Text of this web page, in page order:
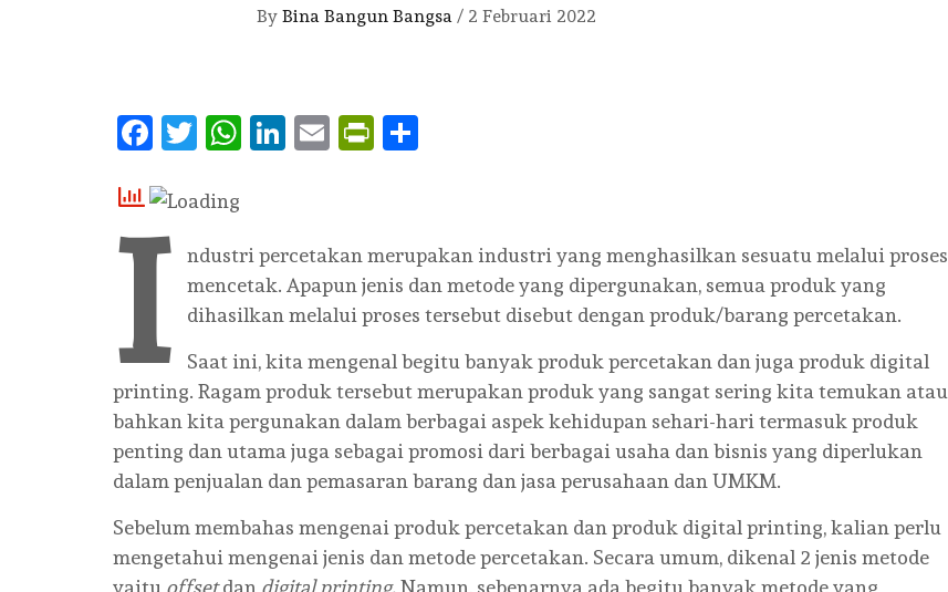
By Bina Bangun Bangsa / 2 Februari 2022
Facebook
Twitter
WhatsApp
LinkedIn
EmailPrintFriendly
I
ndustri percetakan merupakan industri yang menghasilkan sesuatu melalui proses
mencetak. Apapun jenis dan metode yang dipergunakan, semua produk yang
dihasilkan melalui proses tersebut disebut dengan produk/barang percetakan.
Saat ini, kita mengenal begitu banyak produk percetakan dan juga produk digital
printing. Ragam produk tersebut merupakan produk yang sangat sering kita temukan atau
bahkan kita pergunakan dalam berbagai aspek kehidupan sehari-hari termasuk produk
penting dan utama juga sebagai promosi dari berbagai usaha dan bisnis yang diperlukan
dalam penjualan dan pemasaran barang dan jasa perusahaan dan UMKM.
Sebelum membahas mengenai produk percetakan dan produk digital printing, kalian perlu
mengetahui mengenai jenis dan metode percetakan. Secara umum, dikenal 2 jenis metode
yaitu offsetdan digital printing.Namun, sebenarnya ada begitu banyak metode yang